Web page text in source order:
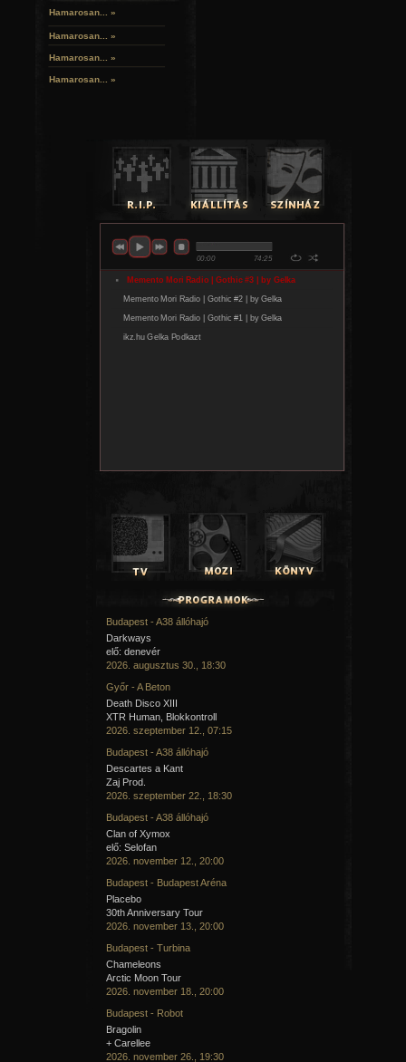
Hamarosan... »
Hamarosan... »
Hamarosan... »
Hamarosan... »
Budapest - A38 állóhajó
Darkways
elő: denevér
2026. augusztus 30., 18:30
Győr - A Beton
Death Disco XIII
XTR Human, Blokkontroll
2026. szeptember 12., 07:15
Budapest - A38 állóhajó
Descartes a Kant
Zaj Prod.
2026. szeptember 22., 18:30
Budapest - A38 állóhajó
Clan of Xymox
elő: Selofan
2026. november 12., 20:00
Budapest - Budapest Aréna
Placebo
30th Anniversary Tour
2026. november 13., 20:00
Budapest - Turbina
Chameleons
Arctic Moon Tour
2026. november 18., 20:00
Budapest - Robot
Bragolin
+ Carellee
2026. november 26., 19:30